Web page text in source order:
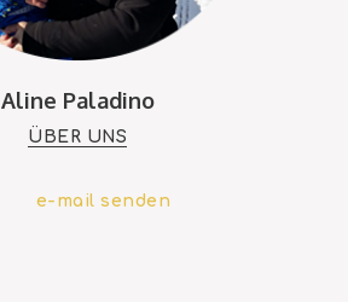
Aline Paladino
ÜBER UNS
e-mail senden